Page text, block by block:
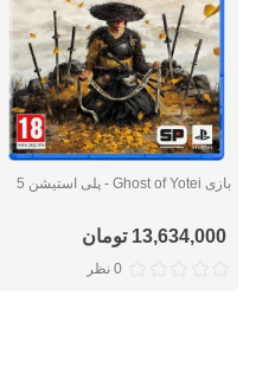
بازی Ghost of Yotei - پلی استیشن 5
13,634,000 تومان
0 نظر